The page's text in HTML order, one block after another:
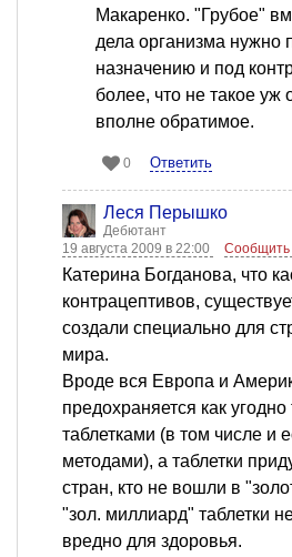
Макаренко. "Грубое"
дела организма нужно
назначению и под
более, что не такое уж
вполне обратимое.
0 Ответить
Леся Перышко
Дебютант
19 августа 2009 в 22:00
Сообщить
Катерина Богданова, что
контрацептивов,
создали специально для
мира.
Вроде вся Европа и
предохраняется как угодно
таблетками (в том числе и
методами), а таблетки
стран, кто не вошли в
"зол. миллиард" таблетки
вредно для здоровья.